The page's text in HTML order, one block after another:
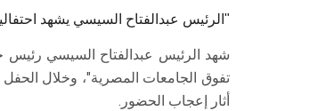
الرئيس عبدالفتاح السيسي يشهد احتفالية تكريم أوائل الخريجين ضمن فعاليات "يوم تفوق الجامعات المصرية"
شهد الرئيس عبدالفتاح السيسي رئيس
تفوق الجامعات المصرية"، وخلال
أثار إعجاب الحضور.